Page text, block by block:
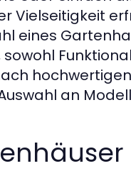
Vielseitigkeit
eines
sowohl
hochwertigen
an